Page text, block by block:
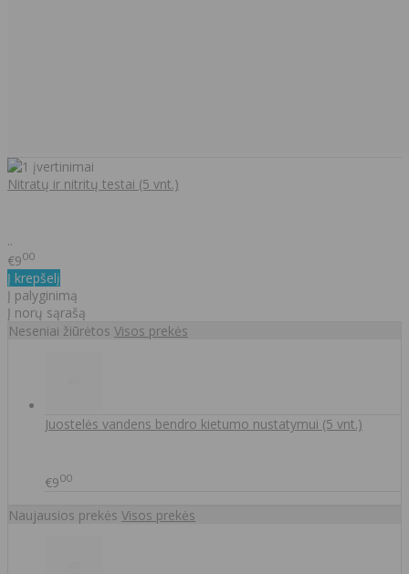
Nitratų ir nitritų testai (5 vnt.)
..
€900
Į krepšelį
Į palyginimą
Į norų sąrašą
Neseniai žiūrėtos Visos prekės
Juostelės vandens bendro kietumo nustatymui (5 vnt.)
€900
Naujausios prekės Visos prekės